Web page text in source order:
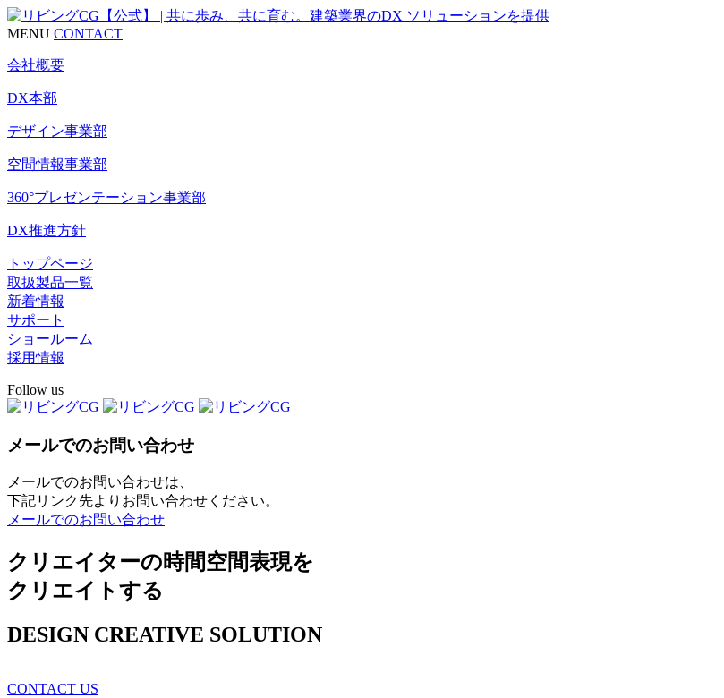
MENU CONTACT
会社概要
DX本部
デザイン事業部
空間情報事業部
360°プレゼンテーション事業部
DX推進方針
トップページ
取扱製品一覧
新着情報
サポート
ショールーム
採用情報
Follow us
メールでのお問い合わせ
メールでのお問い合わせは、
下記リンク先よりお問い合わせください。
メールでのお問い合わせ
クリエイターの時間空間表現を
クリエイトする
DESIGN CREATIVE SOLUTION
CONTACT US